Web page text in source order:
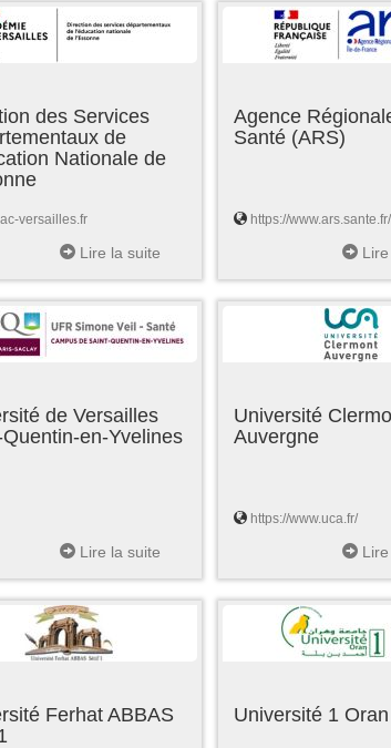
des Services
de
Nationale de
versailles.fr
Lire la suite
Agence
Santé (ARS)
https://www.ars.sante.fr/
de Versailles
en-Yvelines
Lire la suite
Université
Auvergne
https://www.uca.fr/
Ferhat ABBAS
Université 1 Oran